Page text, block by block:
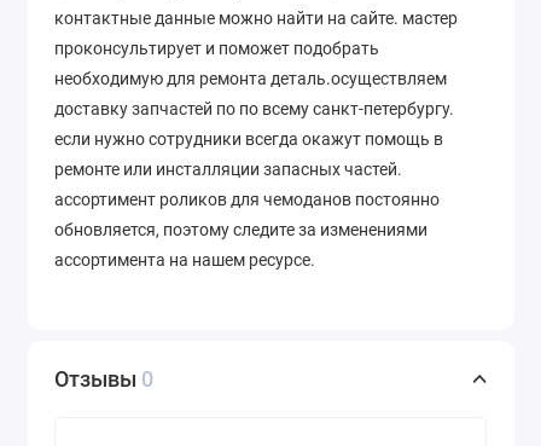
контактные данные можно найти на сайте. мастер
проконсультирует и поможет подобрать
необходимую для ремонта деталь.осуществляем
доставку запчастей по по всему санкт-петербургу.
если нужно сотрудники всегда окажут помощь в
ремонте или инсталляции запасных частей.
ассортимент роликов для чемоданов постоянно
обновляется, поэтому следите за изменениями
ассортимента на нашем ресурсе.
Отзывы 0